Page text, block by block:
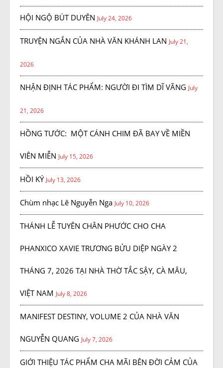
HỘI NGỘ BÚT DUYÊN July 24, 2026
TRUYỆN NGẮN CỦA NHÀ VĂN KHÁNH LAN July 21,
2026
NHẬN ĐỊNH TÁC PHẨM: NGƯỜI ĐI TÌM DĨ VÃNG July
21, 2026
HỒNG TƯỚC: MỘT CÁNH CHIM ĐÃ BAY VỀ MIỀN
VIÊN MIỄN July 15, 2026
HỒI KÝ July 13, 2026
Chùm nhạc Lê Nguyễn Nga July 10, 2026
THÁNH LỄ TUYÊN CHÂN PHƯỚC CHO CHA
PHANXICO XAVIE TRƯƠNG BỬU DIỆP NGÀY 2
THÁNG 7, 2026 TẠI NHÀ THỜ TẮC SẬY, CÀ MÂU,
VIỆT NAM July 8, 2026
MANIFEST DESTINY, VOLUME 2 CỦA NHÀ VĂN
NGUYỄN QUANG July 7, 2026
GIỚI THIỆU TÁC PHẨM CHA MÃI BÊN ĐỜI CẢM CỦA